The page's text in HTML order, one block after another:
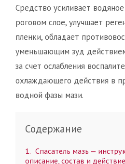
Средство усиливает
роговом слое, улучшает
пленки, обладает
уменьшающим зуд
за счет ослабления
охлаждающего действия в
водной фазы мази.
Содержание
1
Спасатель мазь —
описание, состав и